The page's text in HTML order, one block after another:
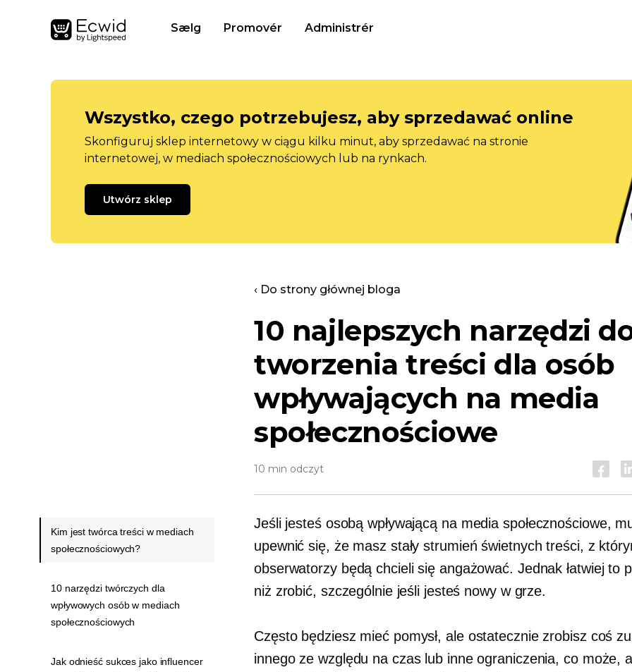
Sælg Promovér Administrér
Wszystko, czego potrzebujesz, aby sprzedawać online
Skonfiguruj sklep internetowy w ciągu kilku minut, aby sprzedawać na stronie
internetowej, w mediach społecznościowych lub na rynkach.
Utwórz sklep
‹ Do strony głównej bloga
10 najlepszych narzędzi
tworzenia treści dla osób
wpływających na media
społecznościowe
10 min odczyt
Jeśli jesteś osobą wpływającą na media społecznościowe,
upewnić się, że masz stały strumień świetnych treści, z
obserwatorzy będą chcieli się angażować. Jednak łatwiej to
niż zrobić, szczególnie jeśli jesteś nowy w grze.
Często będziesz mieć pomysł, ale ostatecznie zrobisz coś
innego ze względu na czas lub inne ograniczenia, co może,
Kim jest twórca treści w mediach
społecznościowych?
10 narzędzi twórczych dla
wpływowych osób w mediach
społecznościowych
Jak odnieść sukces jako influencer